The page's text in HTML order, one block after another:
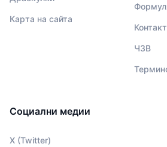
Карта на сайта
ЧЗВ
Социални медии
X (Twitter)